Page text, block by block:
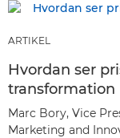
ARTIKEL
Hvordan ser
transformation
Marc Bory, Vice
Marketing and